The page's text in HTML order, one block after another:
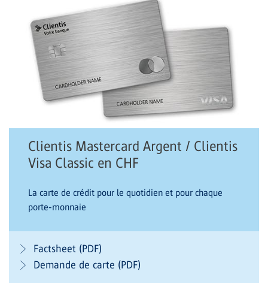
Clientis Mastercard Argent / Clientis
Visa Classic en CHF
La carte de crédit pour le quotidien et pour chaque
porte-monnaie
Factsheet (PDF)
Demande de carte (PDF)